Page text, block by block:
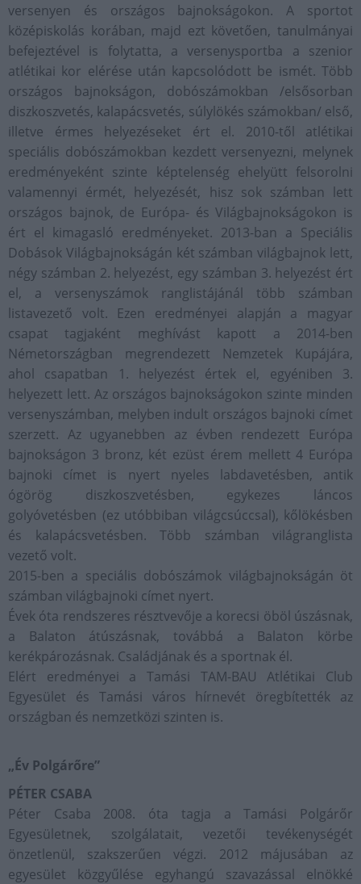
versenyen és országos bajnokságokon. A sportot
középiskolás korában, majd ezt követően, tanulmányai
befejeztével is folytatta, a versenysportba a szenior
atlétikai kor elérése után kapcsolódott be ismét. Több
országos bajnokságon, dobószámokban /elsősorban
diszkoszvetés, kalapácsvetés, súlylökés számokban/ első,
illetve érmes helyezéseket ért el. 2010-től atlétikai
speciális dobószámokban kezdett versenyezni, melynek
eredményeként szinte képtelenség ehelyütt felsorolni
valamennyi érmét, helyezését, hisz sok számban lett
országos bajnok, de Európa- és Világbajnokságokon is
ért el kimagasló eredményeket. 2013-ban a Speciális
Dobások Világbajnokságán két számban világbajnok lett,
négy számban 2. helyezést, egy számban 3. helyezést ért
el, a versenyszámok ranglistájánál több számban
listavezető volt. Ezen eredményei alapján a magyar
csapat tagjaként meghívást kapott a 2014-ben
Németországban megrendezett Nemzetek Kupájára,
ahol csapatban 1. helyezést értek el, egyéniben 3.
helyezett lett. Az országos bajnokságokon szinte minden
versenyszámban, melyben indult országos bajnoki címet
szerzett. Az ugyanebben az évben rendezett Európa
bajnokságon 3 bronz, két ezüst érem mellett 4 Európa
bajnoki címet is nyert nyeles labdavetésben, antik
ógörög diszkoszvetésben, egykezes láncos
golyóvetésben (ez utóbbiban világcsúccsal), kőlökésben
és kalapácsvetésben. Több számban világranglista
vezető volt.
2015-ben a speciális dobószámok világbajnokságán öt
számban világbajnoki címet nyert.
Évek óta rendszeres résztvevője a korecsi öböl úszásnak,
a Balaton átúszásnak, továbbá a Balaton körbe
kerékpározásnak. Családjának és a sportnak él.
Elért eredményei a Tamási TAM-BAU Atlétikai Club
Egyesület és Tamási város hírnevét öregbítették az
országban és nemzetközi szinten is.
„Év Polgárőre”
PÉTER CSABA
Péter Csaba 2008. óta tagja a Tamási Polgárőr
Egyesületnek, szolgálatait, vezetői tevékenységét
önzetlenül, szakszerűen végzi. 2012 májusában az
egyesület közgyűlése egyhangú szavazással elnökké